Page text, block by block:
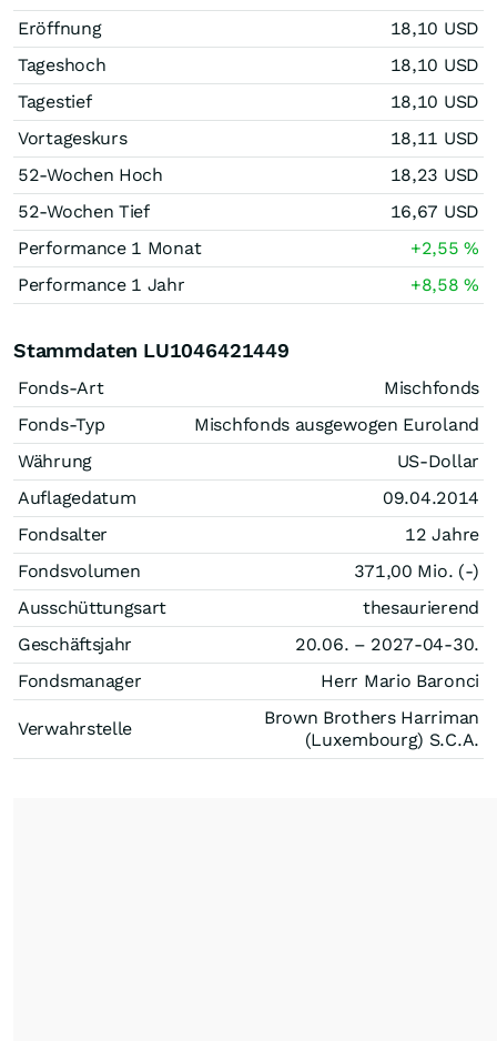
Eröffnung
18,10 USD
Tageshoch
18,10 USD
Tagestief
18,10 USD
Vortageskurs
18,11 USD
52-Wochen Hoch
18,23 USD
52-Wochen Tief
16,67 USD
Performance 1 Monat
+2,55%
Performance 1 Jahr
+8,58%
Stammdaten LU1046421449
Fonds-Art
Mischfonds
Fonds-Typ
Mischfonds ausgewogen Euroland
Währung
US-Dollar
Auflagedatum
09.04.2014
Fondsalter
12 Jahre
Fondsvolumen
371,00 Mio. (-)
Ausschüttungsart
thesaurierend
Geschäftsjahr
20.06. – 2027-04-30.
Fondsmanager
Herr Mario Baronci
Verwahrstelle
Brown Brothers Harriman
(Luxembourg) S.C.A.